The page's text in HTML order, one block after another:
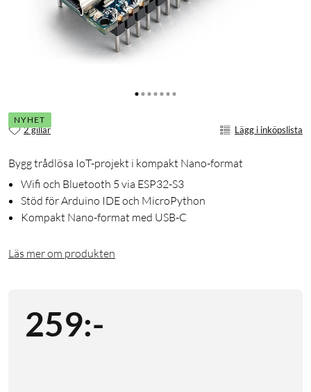
NYHET
2 gillar Lägg i inköpslista
Bygg trådlösa IoT-projekt i kompakt Nano-format
Wifi och Bluetooth 5 via ESP32-S3
Stöd för Arduino IDE och MicroPython
Kompakt Nano-format med USB-C
Läs mer om produkten
259:-